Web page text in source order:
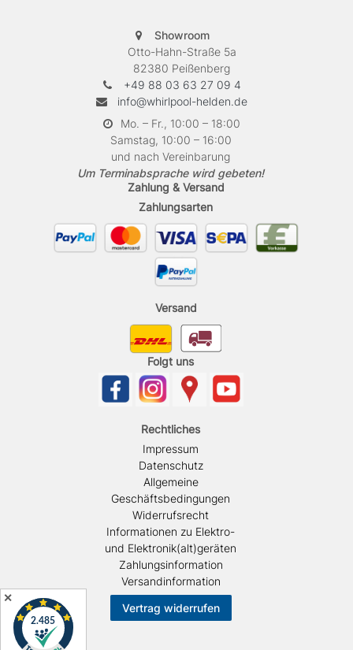
Showroom
Otto-Hahn-Straße 5a
82380 Peißenberg
+49 88 03 63 27 09 4
info@whirlpool-helden.de
Mo. – Fr., 10:00 – 18:00
Samstag, 10:00 – 16:00
und nach Vereinbarung
Um Terminabsprache wird gebeten!
Zahlung & Versand
Zahlungsarten
Versand
Folgt uns
Rechtliches
Impressum
Datenschutz
Allgemeine
Geschäftsbedingungen
Widerrufsrecht
Informationen zu Elektro-
und Elektronik(alt)geräten
Zahlungsinformation
Versandinformation
Vertrag widerrufen
✕